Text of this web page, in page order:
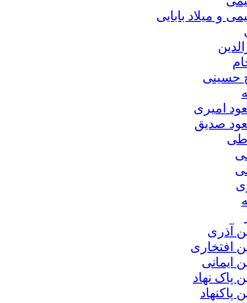
و میلاد بابایی
حسینی
امیری
صدیق
آذری
افتخاری
ایمانی
پاک نهاد
پاکنهاد